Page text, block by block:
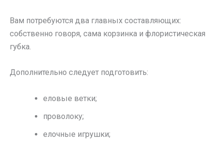
Вам потребуются два главных составляющих:
собственно говоря, сама корзинка и флористическая
губка.
Дополнительно следует подготовить:
еловые ветки;
проволоку;
елочные игрушки;